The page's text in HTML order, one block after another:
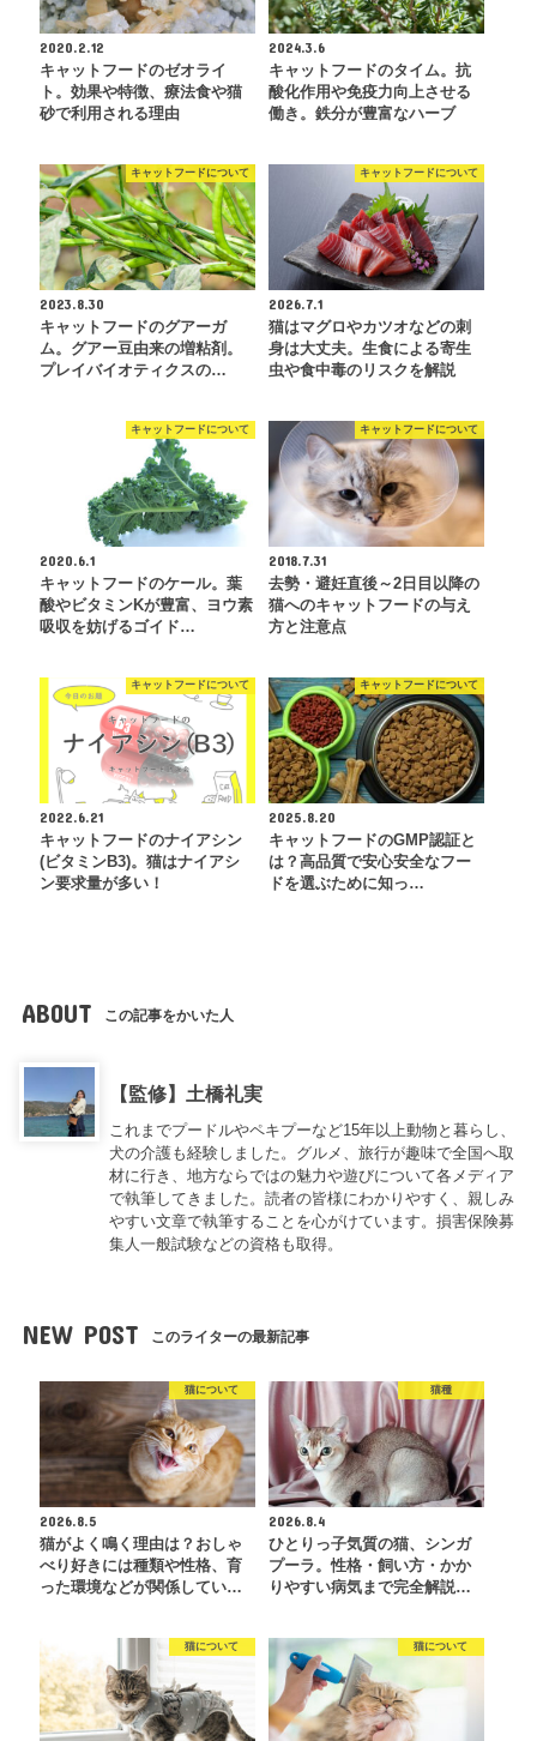
2020.2.12
キャットフードのゼオライ
ト。効果や特徴、療法食や猫
砂で利用される理由
2024.3.6
キャットフードのタイム。抗
酸化作用や免疫力向上させる
働き。鉄分が豊富なハーブ
キャットフードについて
2023.8.30
キャットフードのグアーガ
ム。グアー豆由来の増粘剤。
プレイバイオティクスの…
キャットフードについて
2026.7.1
猫はマグロやカツオなどの刺
身は大丈夫。生食による寄生
虫や食中毒のリスクを解説
キャットフードについて
2020.6.1
キャットフードのケール。葉
酸やビタミンKが豊富、ヨウ素
吸収を妨げるゴイド…
キャットフードについて
2018.7.31
去勢・避妊直後～2日目以降の
猫へのキャットフードの与え
方と注意点
キャットフードについて
2022.6.21
キャットフードのナイアシン
(ビタミンB3)。猫はナイアシ
ン要求量が多い！
キャットフードについて
2025.8.20
キャットフードのGMP認証と
は？高品質で安心安全なフー
ドを選ぶために知っ…
ABOUT この記事をかいた人
【監修】土橋礼実
これまでプードルやペキプーなど15年以上動物と暮らし、
犬の介護も経験しました。グルメ、旅行が趣味で全国へ取
材に行き、地方ならではの魅力や遊びについて各メディア
で執筆してきました。読者の皆様にわかりやすく、親しみ
やすい文章で執筆することを心がけています。損害保険募
集人一般試験などの資格も取得。
NEW POST このライターの最新記事
猫について
2026.8.5
猫がよく鳴く理由は？おしゃ
べり好きには種類や性格、育
った環境などが関係してい…
猫種
2026.8.4
ひとりっ子気質の猫、シンガ
プーラ。性格・飼い方・かか
りやすい病気まで完全解説…
猫について 猫について